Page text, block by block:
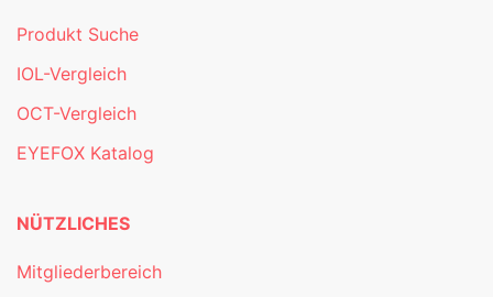
Produkt Suche
IOL-Vergleich
OCT-Vergleich
EYEFOX Katalog
NÜTZLICHES
Mitgliederbereich